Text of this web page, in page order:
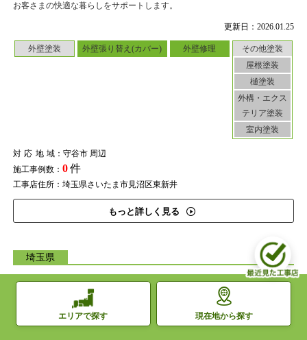
更新日：2026.01.25
外壁塗装 外壁張り替え(カバー) 外壁修理
その他塗装
屋根塗装
樋塗装
外構・エクス
テリア塗装
室内塗装
対応地域：守谷市 周辺
施工事例数： 0件
工事店住所：埼玉県さいたま市見沼区東新井
もっと詳しく見る
お客さまの快適な暮らしをサポートします。
埼玉県
見た目だけの塗装はしない。熟練の職人が、美しくかつ丈
夫な外壁に
エリアで探す 現在地から探す